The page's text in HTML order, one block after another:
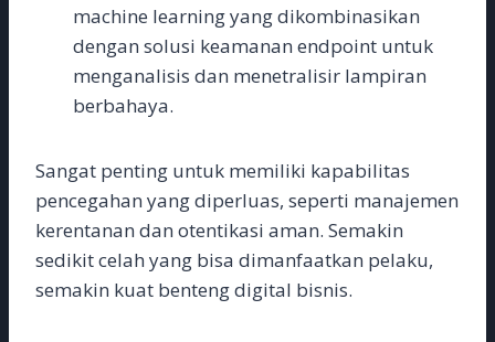
machine learning yang dikombinasikan
dengan solusi keamanan endpoint untuk
menganalisis dan menetralisir lampiran
berbahaya.
Sangat penting untuk memiliki kapabilitas
pencegahan yang diperluas, seperti manajemen
kerentanan dan otentikasi aman. Semakin
sedikit celah yang bisa dimanfaatkan pelaku,
semakin kuat benteng digital bisnis.